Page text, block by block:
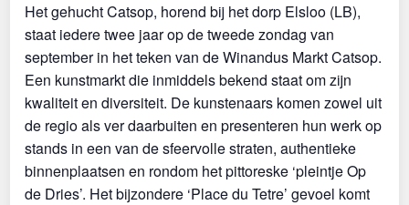
Het gehucht Catsop, horend bij het dorp Elsloo (LB),
staat iedere twee jaar op de tweede zondag van
september in het teken van de Winandus Markt Catsop.
Een kunstmarkt die inmiddels bekend staat om zijn
kwaliteit en diversiteit. De kunstenaars komen zowel uit
de regio als ver daarbuiten en presenteren hun werk op
stands in een van de sfeervolle straten, authentieke
binnenplaatsen en rondom het pittoreske ‘pleintje Op
de Dries’. Het bijzondere ‘Place du Tetre’ gevoel komt